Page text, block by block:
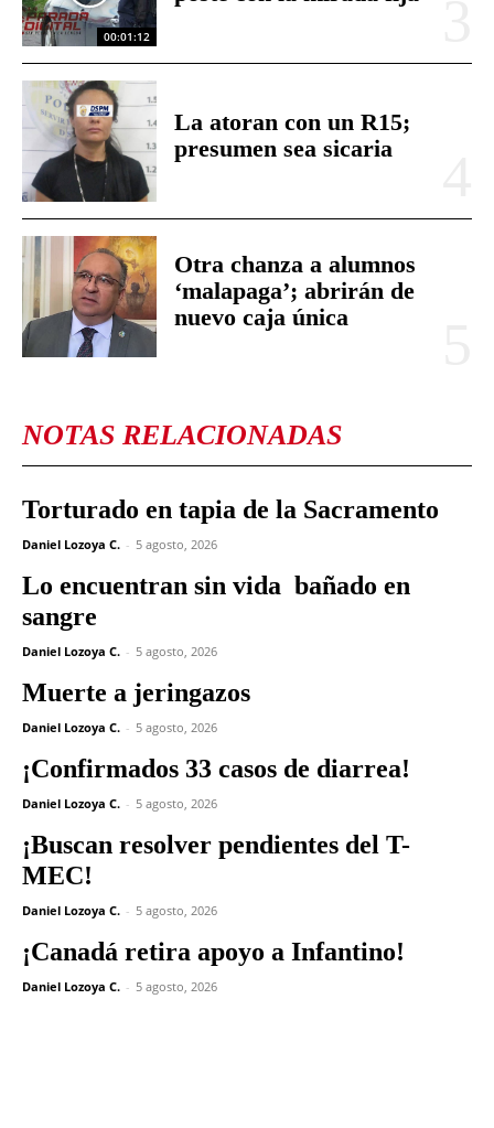
00:01:12
La atoran con un R15;
presumen sea sicaria
Otra chanza a alumnos
‘malapaga’; abrirán de
nuevo caja única
NOTAS RELACIONADAS
Torturado en tapia de la Sacramento
Daniel Lozoya C. - 5 agosto, 2026
Lo encuentran sin vida bañado en
sangre
Daniel Lozoya C. - 5 agosto, 2026
Muerte a jeringazos
Daniel Lozoya C. - 5 agosto, 2026
¡Confirmados 33 casos de diarrea!
Daniel Lozoya C. - 5 agosto, 2026
¡Buscan resolver pendientes del T-
MEC!
Daniel Lozoya C. - 5 agosto, 2026
¡Canadá retira apoyo a Infantino!
Daniel Lozoya C. - 5 agosto, 2026